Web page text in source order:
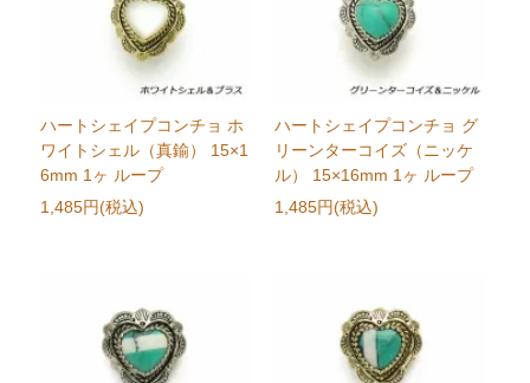
ハートシェイプコンチョ ホ
ワイトシェル（真鍮） 15×1
6mm 1ヶ ループ
1,485円(税込)
ハートシェイプコンチョ グ
リーンターコイズ（ニッケ
ル） 15×16mm 1ヶ ループ
1,485円(税込)